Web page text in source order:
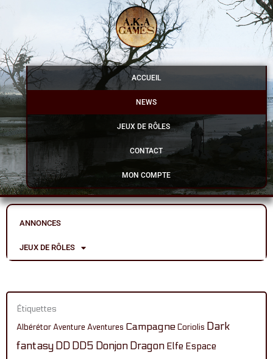
contenu
ACCUEIL
NEWS
JEUX DE RÔLES
CONTACT
MON COMPTE
ANNONCES
JEUX DE RÔLES
Étiquettes
AlbérétorAventure Aventures CampagneCoriolis Dark
fantasy DD DD5 Donjon Dragon Elfe Espace